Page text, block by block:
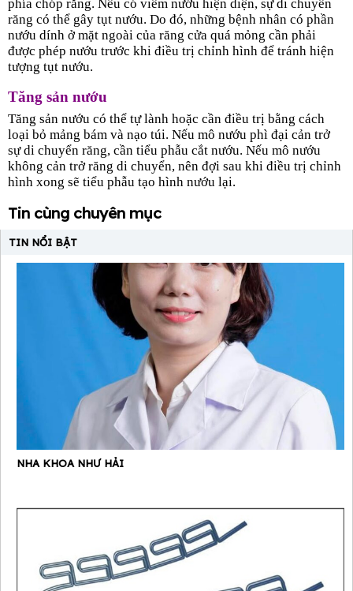
phía chóp răng. Nếu có viềm nướu hiện diện, sự di chuyển
răng có thể gây tụt nướu. Do đó, những bệnh nhân có phần
nướu dính ở mặt ngoài của răng cửa quá mỏng cần phải
được phép nướu trước khi điều trị chỉnh hình để tránh hiện
tượng tụt nướu.
Tăng sản nướu
Tăng sản nướu có thể tự lành hoặc cần điều trị bằng cách
loại bỏ mảng bám và nạo túi. Nếu mô nướu phì đại cản trở
sự di chuyển răng, cần tiểu phẫu cắt nướu. Nếu mô nướu
không cản trở răng di chuyển, nên đợi sau khi điều trị chỉnh
hình xong sẽ tiểu phẫu tạo hình nướu lại.
Tin cùng chuyên mục
TIN NỔI BẬT
NHA KHOA NHƯ HẢI